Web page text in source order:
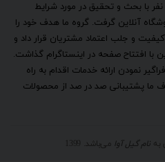
از سه نفر با بحث و تحقیق در مورد شرایط
آنلاین گرفت. گروه ما هدف خود را
و جلب اعتماد مشتریان قرار داد و
با افتتاح صفحه در اینستاگرام گذاشت.
نمودن ارائه خدمات اقدام به راه
ما پشتیبانی صد در صد از محصولات
به نام گیل آوا می‌باشد. 1399